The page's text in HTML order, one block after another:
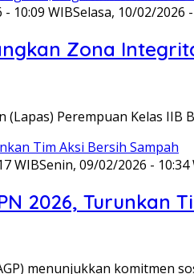
10:09 WIBSelasa, 10/02/2026
Zona
(Lapas) Perempuan Kelas
WIBSenin, 09/02/2026 - 10:34
2026, Turunkan
menunjukkan komitmen